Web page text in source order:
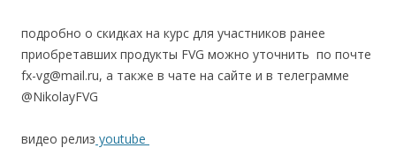
подробно о скидках на курс для участников ранее
приобретавших продукты FVG можно уточнить по почте
fx-vg@mail.ru, а также в чате на сайте и в телеграмме
@NikolayFVG
видео релиз youtube